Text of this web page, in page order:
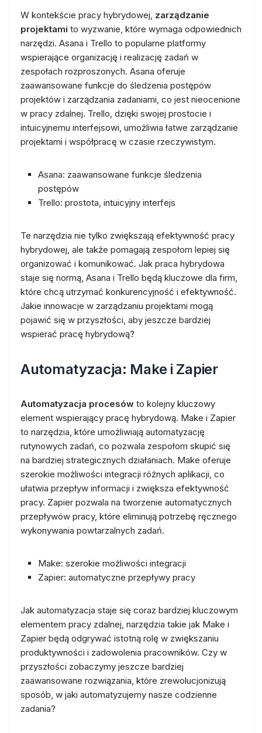
W kontekście pracy hybrydowej, zarządzanie
projektami to wyzwanie, które wymaga odpowiednich
narzędzi. Asana i Trello to popularne platformy
wspierające organizację i realizację zadań w
zespołach rozproszonych. Asana oferuje
zaawansowane funkcje do śledzenia postępów
projektów i zarządzania zadaniami, co jest nieocenione
w pracy zdalnej. Trello, dzięki swojej prostocie i
intuicyjnemu interfejsowi, umożliwia łatwe zarządzanie
projektami i współpracę w czasie rzeczywistym.
Asana: zaawansowane funkcje śledzenia
postępów
Trello: prostota, intuicyjny interfejs
Te narzędzia nie tylko zwiększają efektywność pracy
hybrydowej, ale także pomagają zespołom lepiej się
organizować i komunikować. Jak praca hybrydowa
staje się normą, Asana i Trello będą kluczowe dla firm,
które chcą utrzymać konkurencyjność i efektywność.
Jakie innowacje w zarządzaniu projektami mogą
pojawić się w przyszłości, aby jeszcze bardziej
wspierać pracę hybrydową?
Automatyzacja: Make i Zapier
Automatyzacja procesów to kolejny kluczowy
element wspierający pracę hybrydową. Make i Zapier
to narzędzia, które umożliwiają automatyzację
rutynowych zadań, co pozwala zespołom skupić się
na bardziej strategicznych działaniach. Make oferuje
szerokie możliwości integracji różnych aplikacji, co
ułatwia przepływ informacji i zwiększa efektywność
pracy. Zapier pozwala na tworzenie automatycznych
przepływów pracy, które eliminują potrzebę ręcznego
wykonywania powtarzalnych zadań.
Make: szerokie możliwości integracji
Zapier: automatyczne przepływy pracy
Jak automatyzacja staje się coraz bardziej kluczowym
elementem pracy zdalnej, narzędzia takie jak Make i
Zapier będą odgrywać istotną rolę w zwiększaniu
produktywności i zadowolenia pracowników. Czy w
przyszłości zobaczymy jeszcze bardziej
zaawansowane rozwiązania, które zrewolucjonizują
sposób, w jaki automatyzujemy nasze codzienne
zadania?